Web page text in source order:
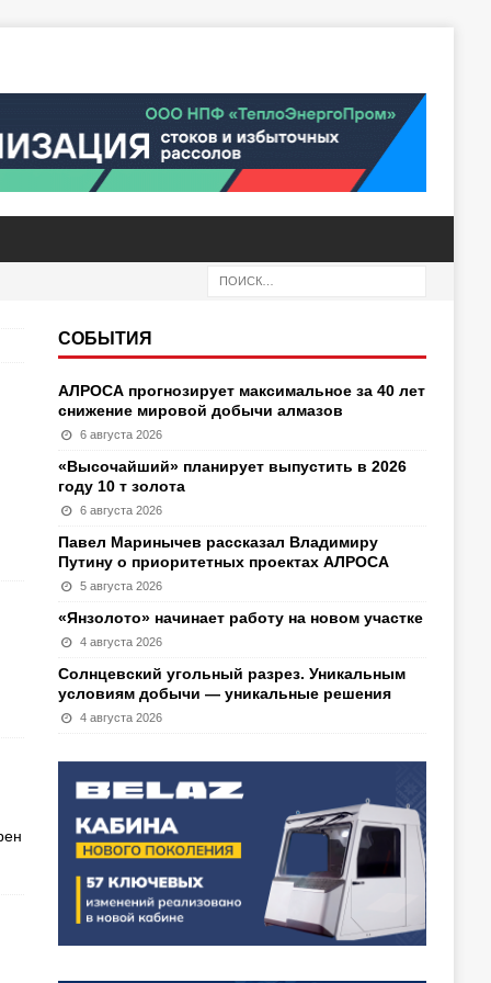
СОБЫТИЯ
АЛРОСА прогнозирует максимальное за 40 лет
снижение мировой добычи алмазов
6 августа 2026
«Высочайший» планирует выпустить в 2026
году 10 т золота
6 августа 2026
Павел Маринычев рассказал Владимиру
Путину о приоритетных проектах АЛРОСА
5 августа 2026
«Янзолото» начинает работу на новом участке
4 августа 2026
Солнцевский угольный разрез. Уникальным
условиям добычи — уникальные решения
4 августа 2026